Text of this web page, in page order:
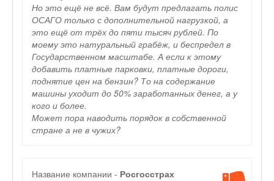
Но это ещё не всё. Вам будут предлагать полис
ОСАГО только с дополнительной нагрузкой, а
это ещё от трёх до пяти тысяч рублей. По
моему это натуральный грабёж, и беспредел в
Государственном масштабе. А если к этому
добавить платные парковки, платные дороги,
поднятие цен на бензин? То на содержание
машины уходит до 50% заработанных денег, а у
кого и более.
Может пора наводить порядок в собственной
стране а не в чужих?
Название компании - Росгосстрах